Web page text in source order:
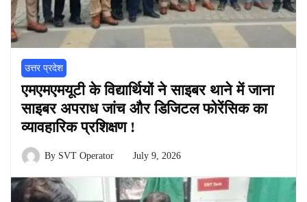
उत्तर प्रदेश
एमएमएमयूटी के विद्यार्थियों ने साइबर थाने में जाना
साइबर अपराध जांच और डिजिटल फोरेंसिक का
व्यावहारिक प्रशिक्षण !
By SVT Operator July 9, 2026